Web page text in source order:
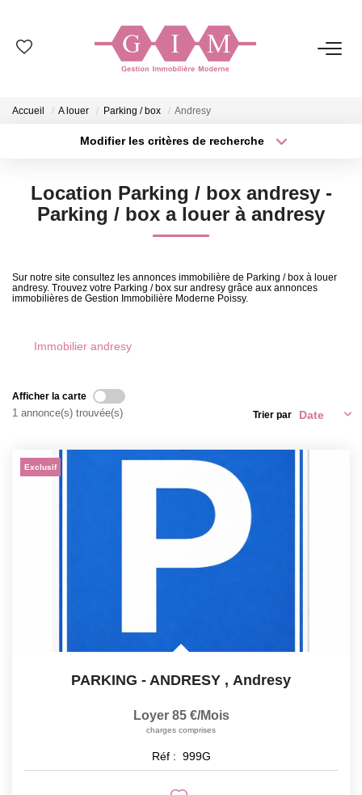
Locations
GESTION
ESTIMATION
NOS AGENCES
EXTRANET
Accueil A louer Parking / box Andresy
Modifier les critères de recherche
Sélectionnez...
Type de bien
Surface min
Créer une alerte
Location Parking / box andresy -
Parking / box a louer à andresy
Sur notre site consultez les annonces immobilière de Parking / box à louer
andresy. Trouvez votre Parking / box sur andresy grâce aux annonces
immobilières de Gestion Immobilière Moderne Poissy.
Immobilier andresy
Afficher la carte
1 annonce(s) trouvée(s) Trier par
Exclusif
PARKING - ANDRESY , Andresy
Loyer 85 €/mois
charges comprises
Réf : 999G